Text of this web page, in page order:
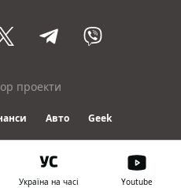
проекти
Авто Geek
Informator
Україна на часі Youtube